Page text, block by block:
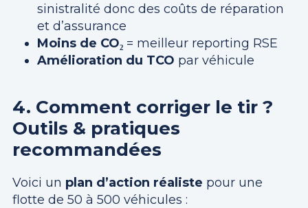
sinistralité donc des coûts de réparation
et d’assurance
Moins de CO₂ = meilleur reporting RSE
Amélioration du TCO par véhicule
4. Comment corriger le tir ?
Outils & pratiques
recommandées
Voici un plan d’action réaliste pour une
flotte de 50 à 500 véhicules :